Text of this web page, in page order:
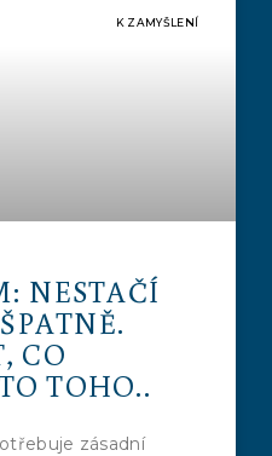
K ZAMYŠLENÍ
NESTAČÍ
CO
TOHO..
zásadní